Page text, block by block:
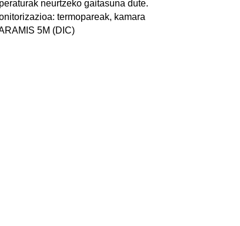
neurtzeko gaitasuna dute.
termopareak, kamara
5M (DIC)